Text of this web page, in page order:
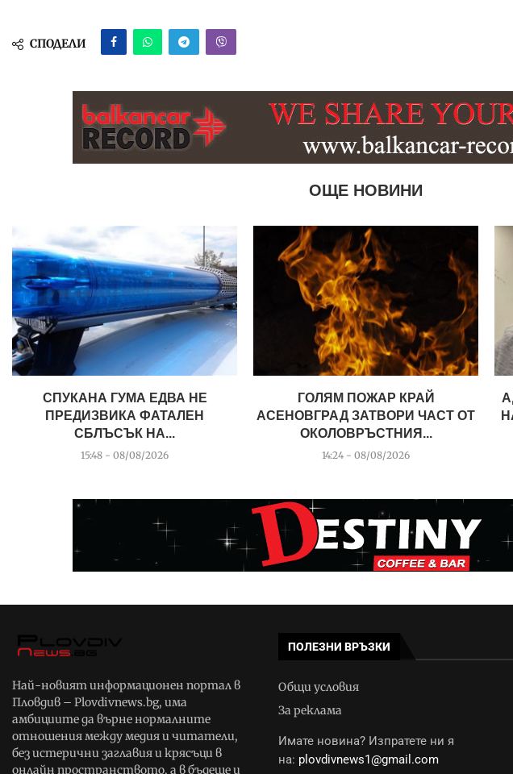
СПОДЕЛИ
ОЩЕ НОВИНИ
СПУКАНА ГУМА ЕДВА НЕ
ПРЕДИЗВИКА ФАТАЛЕН
СБЛЪСЪК НА...
15:48 - 08/08/2026
ГОЛЯМ ПОЖАР КРАЙ
АСЕНОВГРАД ЗАТВОРИ ЧАСТ ОТ
ОКОЛОВРЪСТНИЯ...
14:24 - 08/08/2026
Най-новият информационен портал в
Пловдив – Plovdivnews.bg, има
амбициите да върне нормалните
отношения между медия и читатели,
без истерични заглавия и крясъци в
онлайн пространството, а в бъдеще и
ПОЛЕЗНИ ВРЪЗКИ
Общи условия
За реклама
Имате новина? Изпратете ни я
на: plovdivnews1@gmail.com